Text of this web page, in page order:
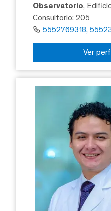
Observatorio,
Consultorio: 205
5552769318,
Ver